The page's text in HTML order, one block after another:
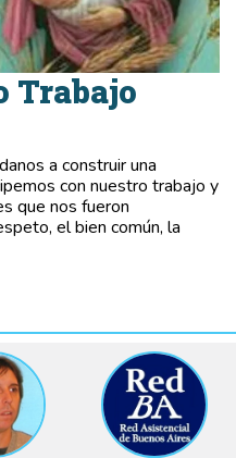
Trabajo
a construir una
con nuestro trabajo y
que nos fueron
el bien común, la